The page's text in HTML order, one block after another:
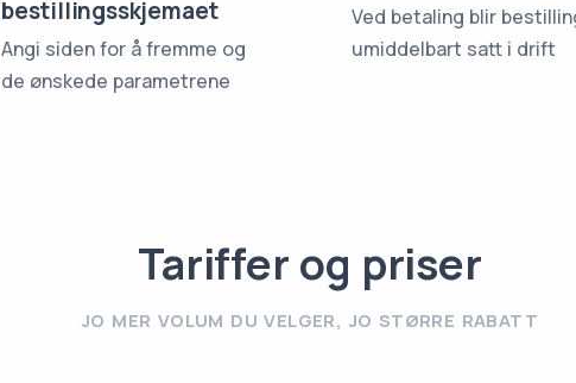
bestillingsskjemaet
Angi siden for å fremme og
de ønskede parametrene
Ved betaling blir
umiddelbart satt i drift
Tariffer og priser
JO MER VOLUM DU VELGER, JO STØRRE RABATT